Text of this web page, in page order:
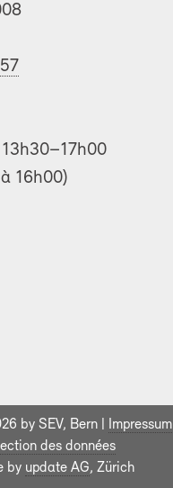
16h00)
by SEV, Bern | Impressum
des données
by update AG, Zürich